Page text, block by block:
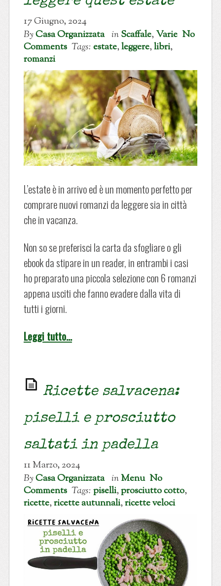
17 Giugno, 2024
ByCasa Organizzata inScaffale, Varie No
Comments Tags: estate,leggere,libri,
romanzi
L’estate è in arrivo ed è un momento perfetto per
comprare nuovi romanzi da leggere sia in città
che in vacanza.
Non so se preferisci la carta da sfogliare o gli
ebook da stipare in un reader, in entrambi i casi
ho preparato una piccola selezione con 6 romanzi
appena usciti che fanno evadere dalla vita di
tutti i giorni.
Leggi tutto…
Ricette salvacena:
piselli e prosciutto
saltati in padella
11 Marzo, 2024
ByCasa Organizzata inMenu No
Comments Tags: piselli,prosciutto cotto,
ricette,ricette autunnali,ricette veloci